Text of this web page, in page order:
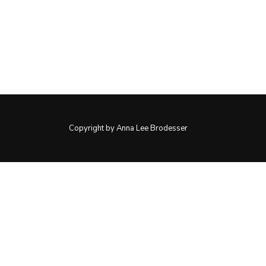
Copyright by Anna Lee Brodesser